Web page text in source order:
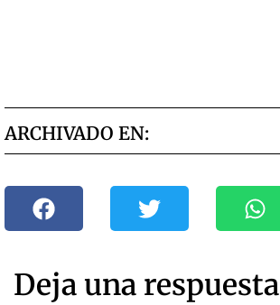
ARCHIVADO EN:
Deja una respuesta